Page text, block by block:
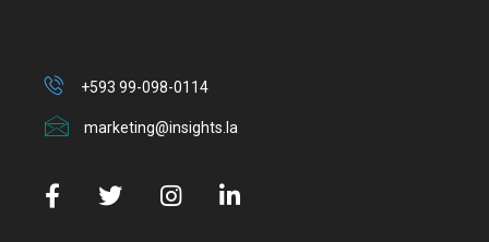
+593 99-098-0114
marketing@insights.la